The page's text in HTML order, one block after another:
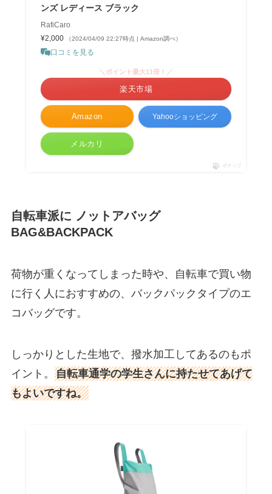
ンズ レディース ブラック
RafiCaro
¥2,000
（2024/04/09 22:27時点 | Amazon調べ）
口コミを見る
Amazon
＼ポイント最大11倍！／
楽天市場
Yahooショッピング
メルカリ
ポチップ
自転車派に ノットアバッグ
BAG&BACKPACK
荷物が重くなってしまった時や、自転車で買い物
に行く人におすすめの、バックパックタイプのエ
コバッグです。
しっかりとした生地で、撥水加工してあるのもポ
イント。 自転車通学の学生さんに持たせてあげて
もよいですね。